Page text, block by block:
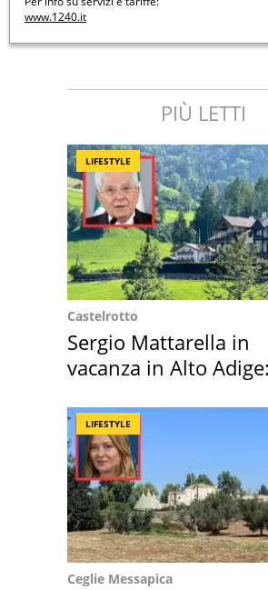
www.1240.it
PIÙ LETTI
LIFESTYLE
Castelrotto
Sergio Mattarella in
vacanza in Alto
LIFESTYLE
Ceglie Messapica